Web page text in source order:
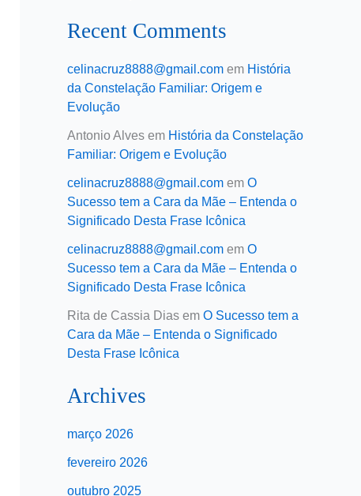
Recent Comments
celinacruz8888@gmail.com em História
da Constelação Familiar: Origem e
Evolução
Antonio Alves em História da Constelação
Familiar: Origem e Evolução
celinacruz8888@gmail.com em O
Sucesso tem a Cara da Mãe – Entenda o
Significado Desta Frase Icônica
celinacruz8888@gmail.com em O
Sucesso tem a Cara da Mãe – Entenda o
Significado Desta Frase Icônica
Rita de Cassia Dias em O Sucesso tem a
Cara da Mãe – Entenda o Significado
Desta Frase Icônica
Archives
março 2026
fevereiro 2026
outubro 2025